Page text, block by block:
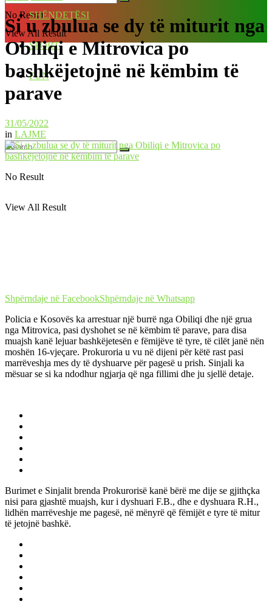
No Result
View All Result
SHËNDETËSI
SPORT
FUN
No Result
View All Result
Si u zbulua se dy të miturit nga
Obiliqi e Mitrovica po
bashkëjetojnë në këmbim të
parave
31/05/2022
in LAJME
Shpërndaje në FacebookShpërndaje në Whatsapp
Policia e Kosovës ka arrestuar një burrë nga Obiliqi dhe një grua
nga Mitrovica, pasi dyshohet se në këmbim të parave, para disa
muajsh kanë lejuar bashkëjetesën e fëmijëve të tyre, të cilët janë nën
moshën 16-vjeçare. Prokuroria u vu në dijeni për këtë rast pasi
marrëveshja mes dy të dyshuarve për pagesë u prish. Sinjali ka
mësuar se si ka ndodhur ngjarja që nga fillimi dhe ju sjellë detaje.
Burimet e Sinjalit brenda Prokurorisë kanë bërë me dije se gjithçka
nisi para gjashtë muajsh, kur i dyshuari F.B., dhe e dyshuara R.H.,
lidhën marrëveshje me pagesë, në mënyrë që fëmijët e tyre të mitur
të jetojnë bashkë.